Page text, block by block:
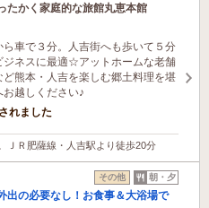
たかく家庭的な旅館丸恵本館
ら車で３分。人吉街へも歩いて５分
ジネスに最適☆アットホームな老舗
熊本・人吉を楽しむ郷土料理を堪
越しください♪
れました
ＪＲ肥薩線・人吉駅より徒歩20分
その他 朝・夕
出の必要なし！お食事＆大浴場で